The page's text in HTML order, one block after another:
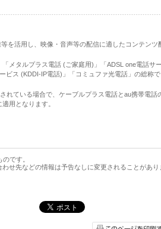
を活用し、映像・音声等の配信に適したコンテンツ
メタルプラス電話 (ご家庭用)」「ADSL one電話サ
ビス (KDDI-IP電話)」「コミュファ光電話」の総称で
れている場合で、ケーブルプラス電話とau携帯電話
用となります。
です。
せ先などの情報は予告なしに変更されることがあり